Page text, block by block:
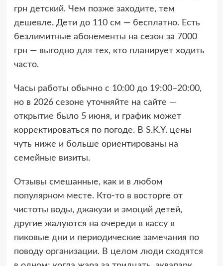
грн детский. Чем позже заходите, тем
дешевле. Дети до 110 см — бесплатно. Есть
безлимитные абонементы на сезон за 7000
грн — выгодно для тех, кто планирует ходить
часто.
Часы работы обычно с 10:00 до 19:00–20:00,
но в 2026 сезоне уточняйте на сайте —
открытие было 5 июня, и график может
корректироваться по погоде. В S.K.Y. цены
чуть ниже и больше ориентированы на
семейные визиты.
Отзывы смешанные, как и в любом
популярном месте. Кто-то в восторге от
чистоты воды, джакузи и эмоций детей,
другие жалуются на очереди в кассу в
пиковые дни и периодические замечания по
поводу организации. В целом люди сходятся